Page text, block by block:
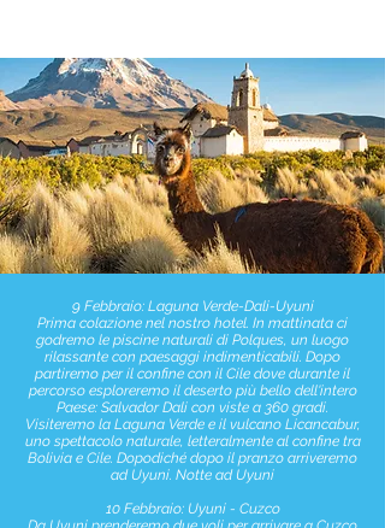
9 Febbraio: Laguna Verde-Dali-Uyuni
Prima colazione nel nostro hotel. In mattinata ci
godremo le piscine naturali di Polques, un luogo
rilassante con paesaggi indimenticabili. Dopo
partiremo per il confine con il Cile dove durante il
percorso esploreremo il deserto più bello dell'intero
Paese: Salvador Dali con viste a 360 gradi.
Visiteremo la Laguna Verde e il vulcano Licancabur,
uno spettacolo naturale, letteralmente al confine tra
Bolivia e Cile. Dopodiché dopo il pranzo arriveremo
ad Uyuni. Notte ad Uyuni
10 Febbraio: Uyuni - Cuzco